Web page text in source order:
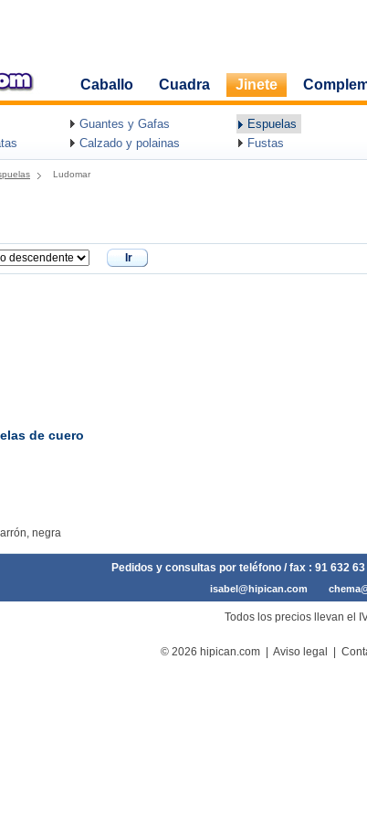
Caballo Cuadra Jinete
Guantes y Gafas Espuelas
Calzado y polainas Fustas
Ludomar
Ir
de cuero
negra
Pedidos y consultas por teléfono / fax : 91 632
isabel@hipican.com
Todos los precios llevan el
© 2026 hipican.com | Aviso legal